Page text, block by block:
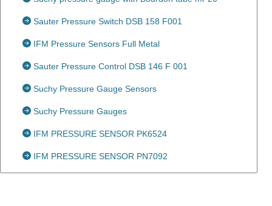
Sauter Pressure Switch DSB 158 F001
IFM Pressure Sensors Full Metal
Sauter Pressure Control DSB 146 F 001
Suchy Pressure Gauge Sensors
Suchy Pressure Gauges
IFM PRESSURE SENSOR PK6524
IFM PRESSURE SENSOR PN7092